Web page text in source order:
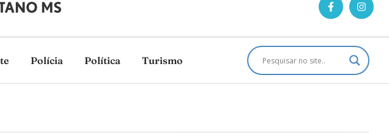
Polícia Política Turismo